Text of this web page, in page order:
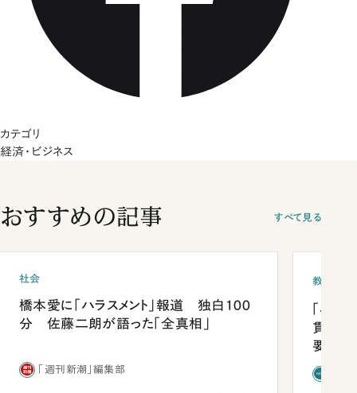
カテゴリ
経済・ビジネス
おすすめの記事 すべて見る
社会
橋本愛に「ハラスメント」報道 独白100
分 佐藤二朗が語った「全真相」
「週刊新潮」編集部
教育
「早
貫校へ
要だっ